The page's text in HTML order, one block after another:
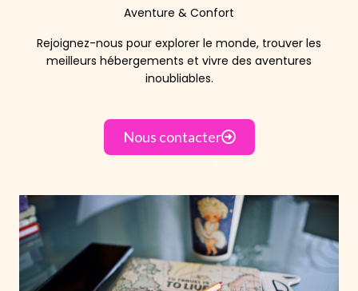
Aventure & Confort
Rejoignez-nous pour explorer le monde, trouver les
meilleurs hébergements et vivre des aventures
inoubliables.
Nous contacter